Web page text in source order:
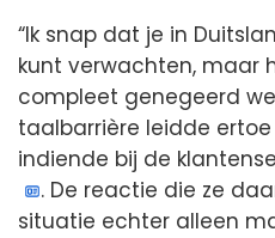
“Ik snap dat je in
kunt verwachten, maar
compleet genegeerd
taalbarrière leidde
indiende bij de
. De reactie die ze
situatie echter alleen